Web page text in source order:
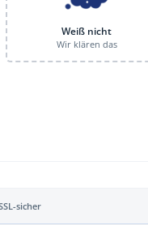
Weiß nicht
Wir klären das
sicher